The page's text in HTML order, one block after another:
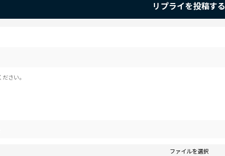
リプライを投稿する
ファイルを選択